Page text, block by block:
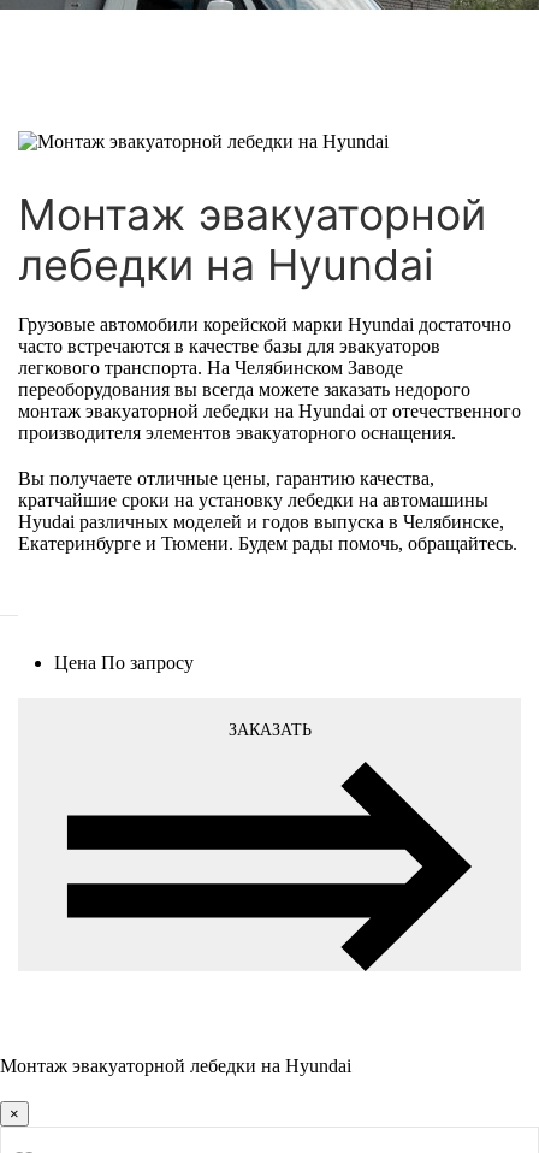
Монтаж эвакуаторной
лебедки на Hyundai
Грузовые автомобили корейской марки Hyundai достаточно
часто встречаются в качестве базы для эвакуаторов
легкового транспорта. На Челябинском Заводе
переоборудования вы всегда можете заказать недорого
монтаж эвакуаторной лебедки на Hyundai от отечественного
производителя элементов эвакуаторного оснащения.
Вы получаете отличные цены, гарантию качества,
кратчайшие сроки на установку лебедки на автомашины
Hyudai различных моделей и годов выпуска в Челябинске,
Екатеринбурге и Тюмени. Будем рады помочь, обращайтесь.
Цена По запросу
ЗАКАЗАТЬ
Монтаж эвакуаторной лебедки на Hyundai
×